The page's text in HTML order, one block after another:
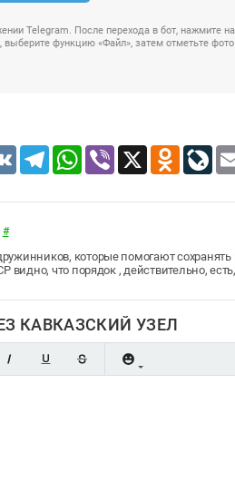
Telegram. После перехода в бот, нажмите
функцию «Файл», затем отметьте
VK TelegramWhatsApp
Viber X
#
которые помогают сохранять
видно, что порядок , действительно,
КАВКАЗСКИЙ УЗЕЛ